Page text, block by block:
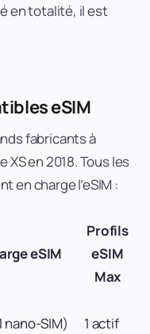
en totalité, il est
eSIM
fabricants à
XS en 2018. Tous les
en charge l’eSIM :
eSIM
Profils
eSIM
Max
nano-SIM) 1 actif